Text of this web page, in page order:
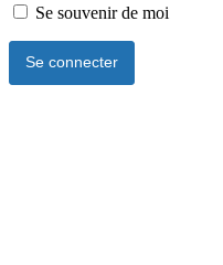
Se souvenir de moi